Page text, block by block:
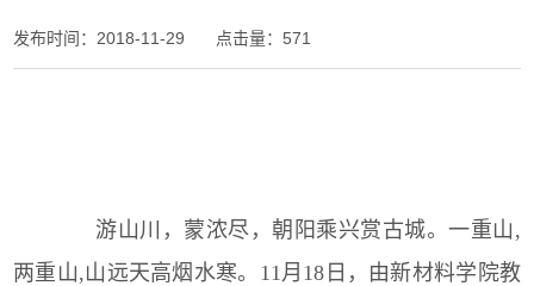
发布时间：2018-11-29 点击量：571
游山川，蒙浓尽，朝阳乘兴赏古城。一重山,
两重山,山远天高烟水寒。11月18日，由新材料学院教